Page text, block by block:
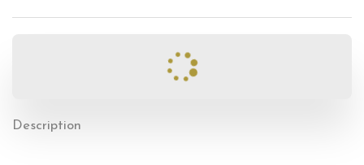
Description